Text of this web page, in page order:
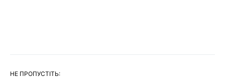
НЕ ПРОПУСТІТЬ: